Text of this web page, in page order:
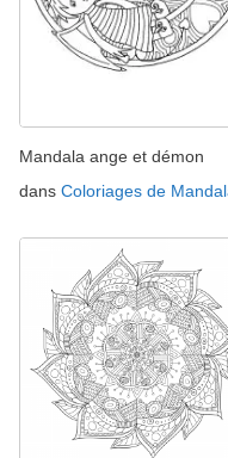
Mandala ange et démon
dans Coloriages de